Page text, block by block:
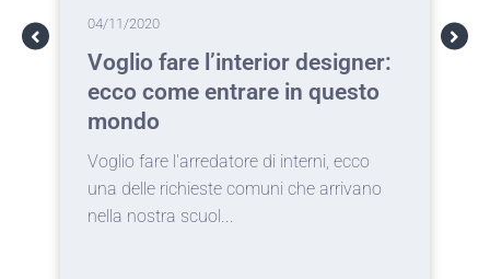
04/11/2020
Voglio fare l’interior designer:
ecco come entrare in questo
mondo
Voglio fare l'arredatore di interni, ecco
una delle richieste comuni che arrivano
nella nostra scuol...